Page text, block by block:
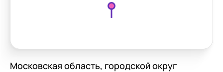
Московская область, городской округ